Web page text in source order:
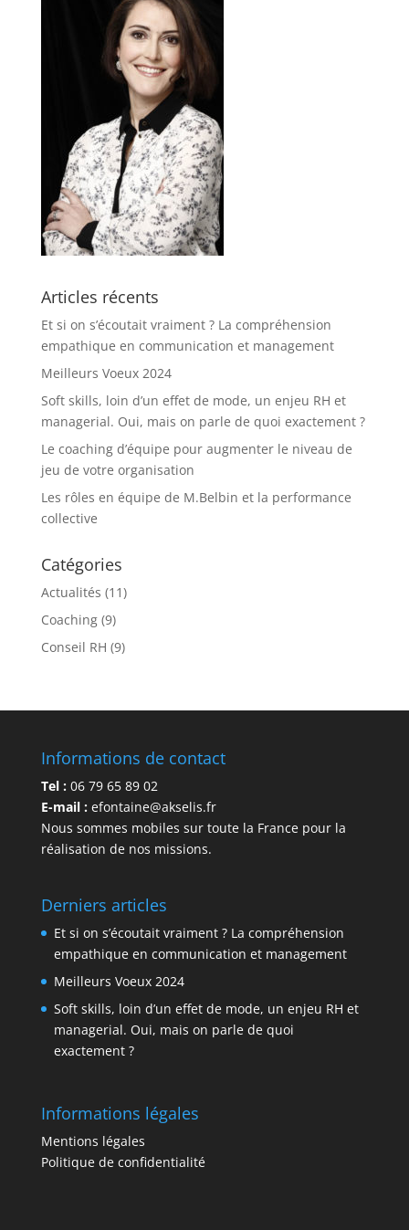
Articles récents
Et si on s’écoutait vraiment ? La compréhension
empathique en communication et management
Meilleurs Voeux 2024
Soft skills, loin d’un effet de mode, un enjeu RH et
managerial. Oui, mais on parle de quoi exactement ?
Le coaching d’équipe pour augmenter le niveau de
jeu de votre organisation
Les rôles en équipe de M.Belbin et la performance
collective
Catégories
Actualités (11)
Coaching(9)
Conseil RH (9)
Informations de contact
Tel : 06 79 65 89 02
E-mail : efontaine@akselis.fr
Nous sommes mobiles sur toute la France pour la
réalisation de nos missions.
Derniers articles
Et si on s’écoutait vraiment ? La compréhension
empathique en communication et management
Meilleurs Voeux 2024
Soft skills, loin d’un effet de mode, un enjeu RH et
managerial. Oui, mais on parle de quoi
exactement ?
Informations légales
Mentions légales
Politique de confidentialité